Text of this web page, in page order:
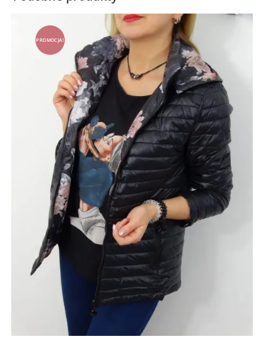
PROMOCJA!